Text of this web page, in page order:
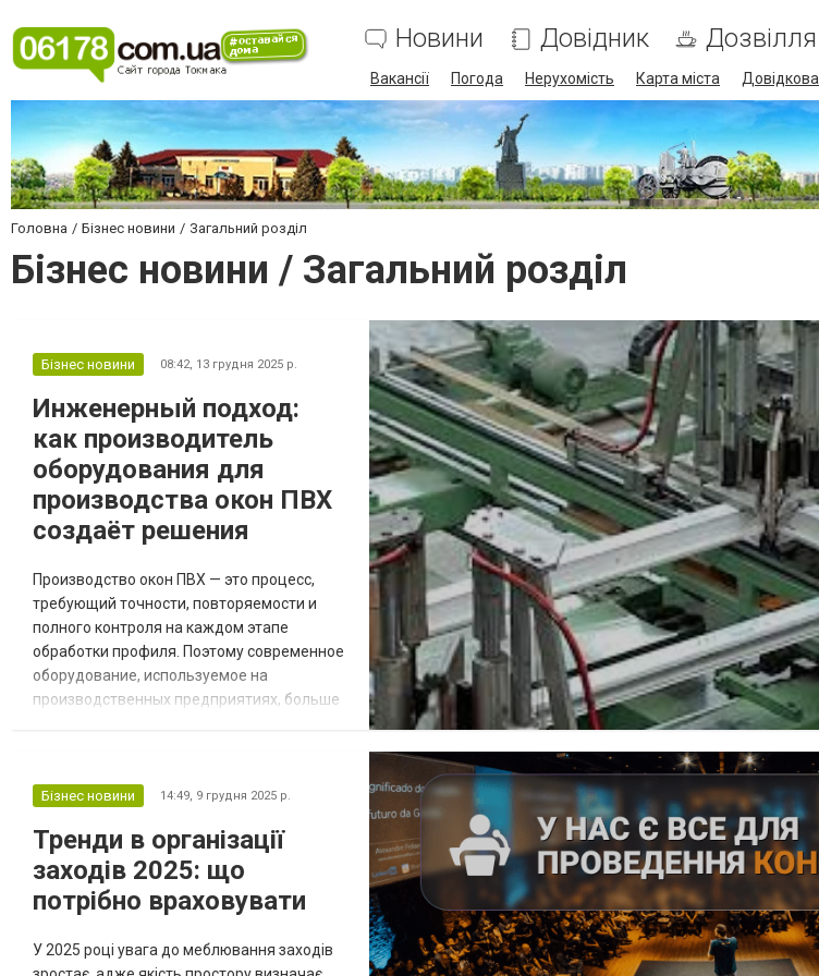
Новини Довідник Дозвілля
Вакансії Погода Нерухомість Карта міста Довідкова
Головна Бізнес новини Загальний розділ
Бізнес новини / Загальний розділ
Бізнес новини 08:42, 13 грудня 2025 р.
Инженерный подход:
как производитель
оборудования для
производства окон ПВХ
создаёт решения
Производство окон ПВХ — это процесс,
требующий точности, повторяемости и
полного контроля на каждом этапе
обработки профиля. Поэтому современное
оборудование, используемое на
производственных предприятиях, больше
Производитель оборудования для
знания в области механики,
автоматизации, материаловедения и
эргономики, созда...
Бізнес новини 14:49, 9 грудня 2025 р.
Тренди в організації
заходів 2025: що
потрібно враховувати
У 2025 році увага до меблювання заходів